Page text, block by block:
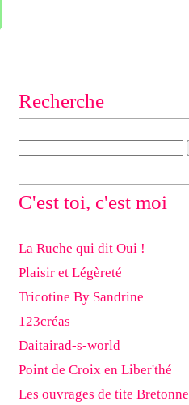
Recherche
C'est toi, c'est moi
La Ruche qui dit Oui !
Plaisir et Légèreté
Tricotine By Sandrine
123créas
Daitairad-s-world
Point de Croix en Liber'thé
Les ouvrages de tite Bretonne